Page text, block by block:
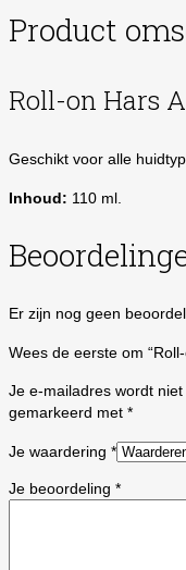
Product
Roll-on Hars
Geschikt voor alle
Inhoud: 110 ml.
Er zijn nog geen
Wees de eerste om
Je e-mailadres wordt
gemarkeerd met *
Je waardering *
Je beoordeling *